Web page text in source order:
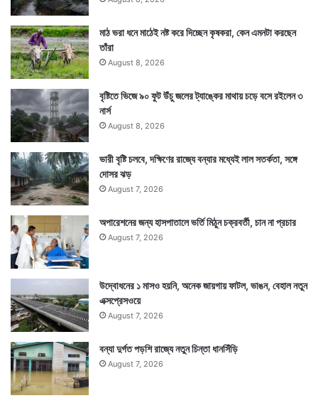
মাঠ ভরা ধনে মাঠেই নষ্ট করে দিচ্ছেন কৃষকরা, কেন এমনটা করছেন
তাঁরা
August 8, 2026
বৃষ্টিতে ভিজে ৯০ ফুট উঁচু জলের ট্যাঙ্কের মাথায় চড়ে বসে রইলেন ৩
নার্স
August 8, 2026
ভারী বৃষ্টি চলবে, দক্ষিণের রাজ্যে বন্যার মধ্যেই লাল সতর্কতা, সঙ্গে
দোসর ঝড়
August 7, 2026
অপারেশনের জন্য হাসপাতালে ভর্তি মিঠুন চক্রবর্তী, চান না প্রচার
August 7, 2026
উদ্বোধনের ১ মাসও হয়নি, অনেক জায়গায় ফাটল, ভাঙন, বেহাল নতুন
এক্সপ্রেসওয়ে
August 7, 2026
বন্যা দুর্গত পড়শি রাজ্যে নতুন চিন্তা ধানসিঁড়ি
August 7, 2026